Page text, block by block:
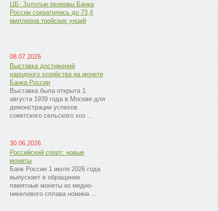
ЦБ: Золотые резервы Банка
России сократились до 73,4
миллиона тройских унций
08.07.2026
Выставка достижений
народного хозяйства на монете
Банка России
Выставка была открыта 1
августа 1939 года в Москве для
демонстрации успехов
советского сельского хоз ...
30.06.2026
Российский спорт: новые
монеты
Банк России 1 июля 2026 года
выпускает в обращение
памятные монеты из медно-
никелевого сплава номина ...